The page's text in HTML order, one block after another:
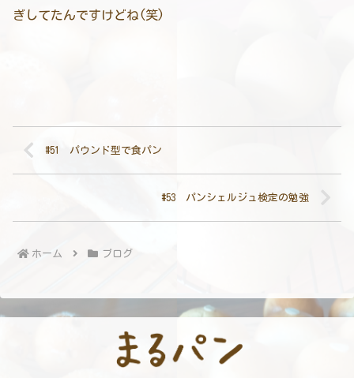
ぎしてたんですけどね(笑)
#51 パウンド型で食パン
#53 パンシェルジュ検定の勉強
ホーム ブログ